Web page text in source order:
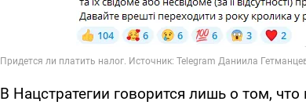
В Нацстратегии говорится лишь о том, что